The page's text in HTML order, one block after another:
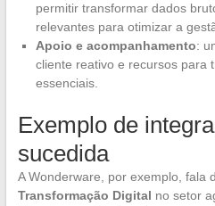
permitir transformar dados
relevantes para otimizar a
Apoio e acompanhamento:
cliente reativo e recursos para
essenciais.
Exemplo de
sucedida
A Wonderware, por exemplo, fala
Transformação Digital no setor